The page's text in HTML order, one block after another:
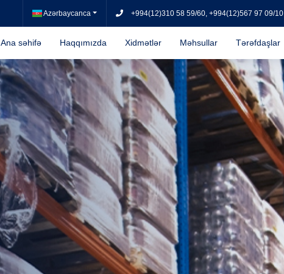
Azərbaycanca +994(12)310 58 59/60, +994(12)567 97 09/10
Ana səhifə Haqqımızda Xidmətlər Məhsullar Tərəfdaşlar